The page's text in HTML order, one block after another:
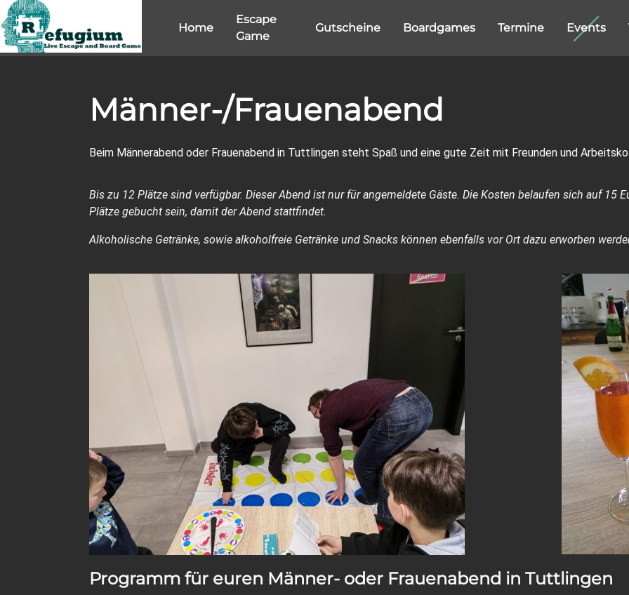
Home
Escape
Game
Gutscheine Boardgames Termine Events
Männer-/Frauenabend
Beim Männerabend oder Frauenabend in Tuttlingen steht Spaß und eine gute Zeit mit Freunden und
Bis zu 12 Plätze sind verfügbar. Dieser Abend ist nur für angemeldete Gäste. Die Kosten belaufen sich auf 15
Plätze gebucht sein, damit der Abend stattfindet.
Alkoholische Getränke, sowie alkoholfreie Getränke und Snacks können ebenfalls vor Ort dazu erworben
Programm für euren Männer- oder Frauenabend in Tuttlingen